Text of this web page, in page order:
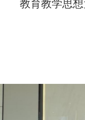
教育教学思